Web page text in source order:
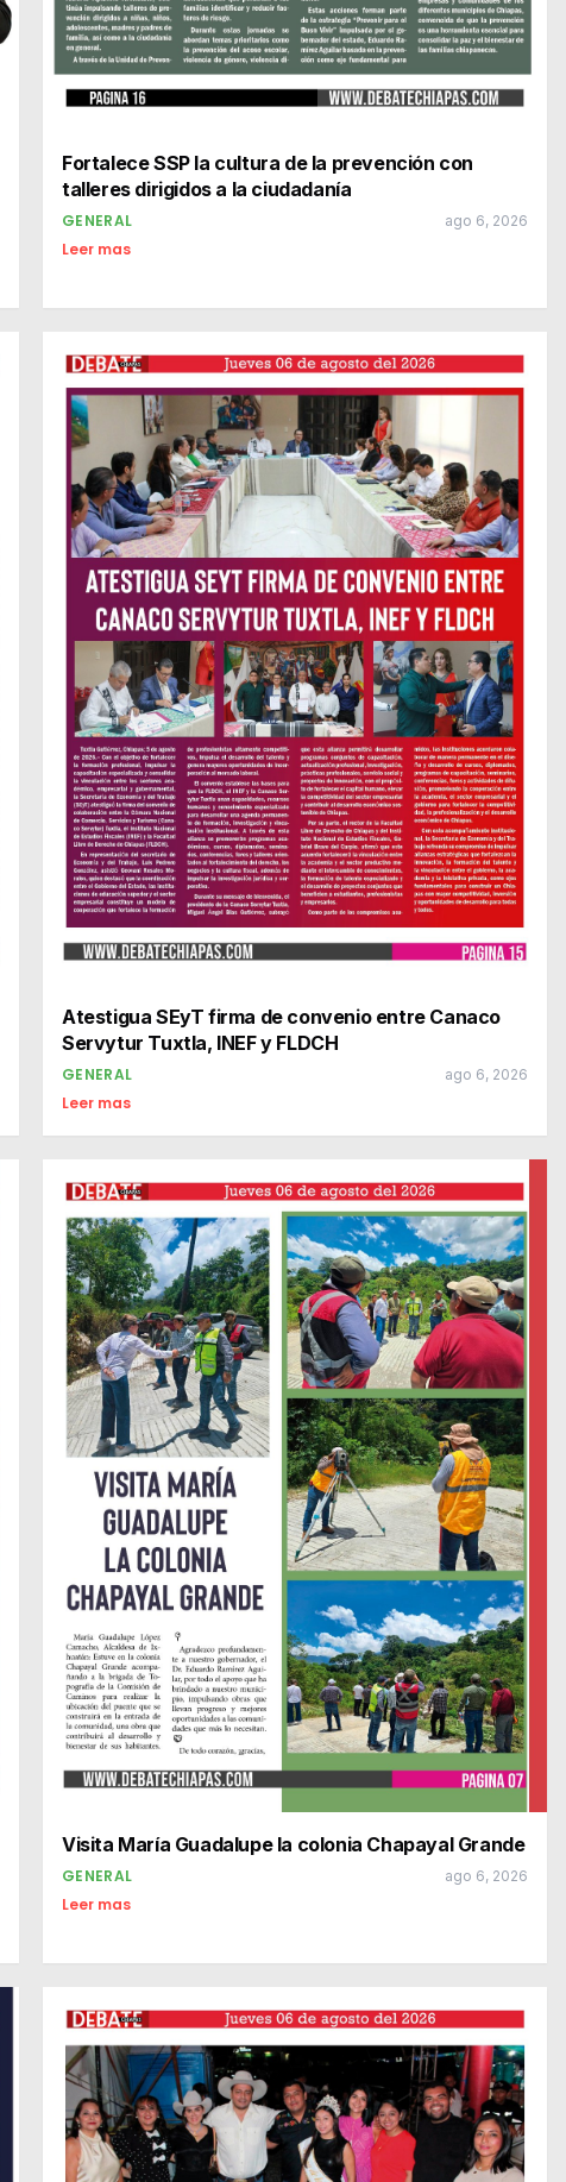
Fortalece SSP la cultura de la prevención con
talleres dirigidos a la ciudadanía
GENERAL ago 6, 2026
Leer mas
Atestigua SEyT firma de convenio entre Canaco
Servytur Tuxtla, INEF y FLDCH
GENERAL ago 6, 2026
Leer mas
Visita María Guadalupe la colonia Chapayal Grande
GENERAL ago 6, 2026
Leer mas